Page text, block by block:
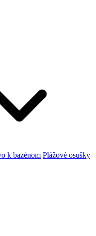
k bazénom Plážové osušky